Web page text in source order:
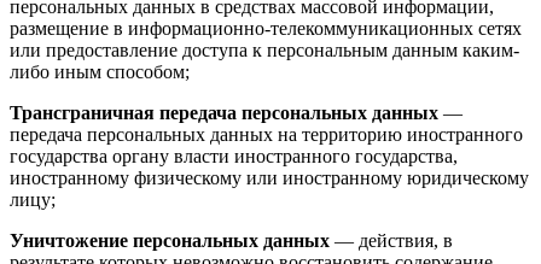
персональных данных в средствах массовой информации,
размещение в информационно-телекоммуникационных сетях
или предоставление доступа к персональным данным каким-
либо иным способом;
Трансграничная передача персональных данных —
передача персональных данных на территорию иностранного
государства органу власти иностранного государства,
иностранному физическому или иностранному юридическому
лицу;
Уничтожение персональных данных — действия, в